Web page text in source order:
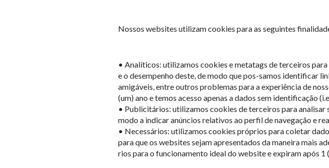
Nossos websites utilizam cookies para as seguintes
• Analíticos: utilizamos cookies e metatags de terceiros
e o desempenho deste, de modo que pos-samos identificar
amigáveis, entre outros problemas para a experiência de
(um) ano e temos acesso apenas a dados sem identificação
• Publicitários: utilizamos cookies de terceiros para
modo a indicar anúncios relativos ao perfil de navegação e
• Necessários: utilizamos cookies próprios para coletar
para que os websites sejam apresentados da maneira mais
rios para o funcionamento ideal do website e expiram após 1